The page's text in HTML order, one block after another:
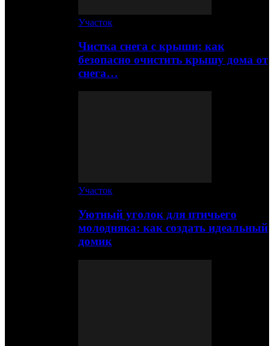
Участок
Чистка снега с крыши: как
безопасно очистить крышу дома от
снега…
Участок
Уютный уголок для птичьего
молодняка: как создать идеальный
домик